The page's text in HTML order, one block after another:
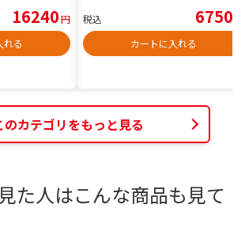
16240円
れる
税込 6750
カートに入れる
のカテゴリをもっと見る
た人はこんな商品も見て